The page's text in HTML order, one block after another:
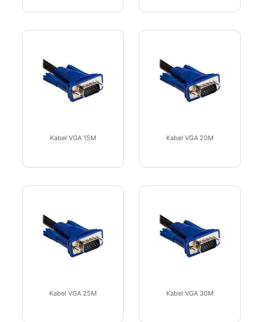
Kabel VGA 15M Kabel VGA 20M
Kabel VGA 25M Kabel VGA 30M